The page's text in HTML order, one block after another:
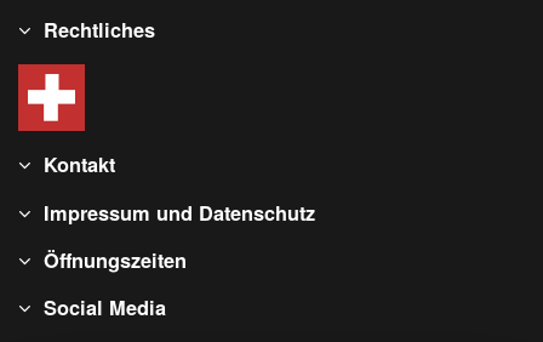
Rechtliches
Kontakt
Impressum und Datenschutz
Öffnungszeiten
Social Media